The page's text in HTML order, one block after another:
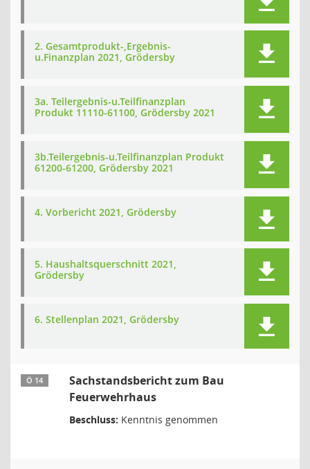
2. Gesamtprodukt-,Ergebnis-
u.Finanzplan 2021, Grödersby
3a. Teilergebnis-u.Teilfinanzplan
Produkt 11110-61100, Grödersby 2021
3b.Teilergebnis-u.Teilfinanzplan Produkt
61200-61200, Grödersby 2021
4. Vorbericht 2021, Grödersby
5. Haushaltsquerschnitt 2021,
Grödersby
6. Stellenplan 2021, Grödersby
Ö 14
Sachstandsbericht zum Bau
Feuerwehrhaus
Beschluss: Kenntnis genommen